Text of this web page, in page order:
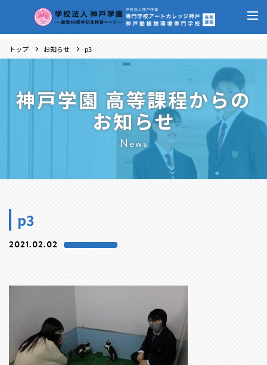
トップ お知らせ p3
神戸学園 高等課程からの
お知らせ
News
p3
2021.02.02